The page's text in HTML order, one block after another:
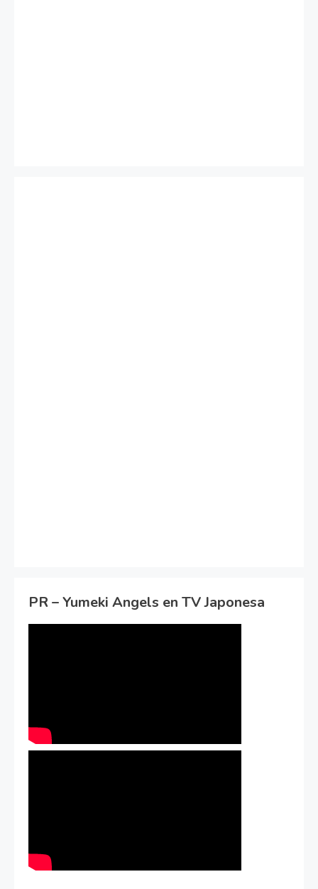
PR – Yumeki Angels en TV Japonesa